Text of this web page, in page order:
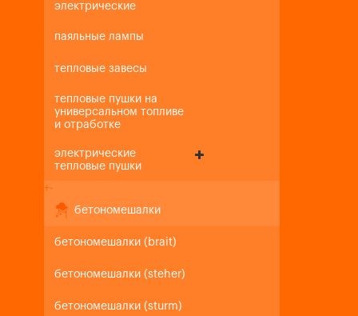
электрические
паяльные лампы
тепловые завесы
тепловые пушки на
универсальном топливе
и отработке
электрические
тепловые пушки
+-
бетономешалки
бетономешалки (brait)
бетономешалки (steher)
бетономешалки (sturm)